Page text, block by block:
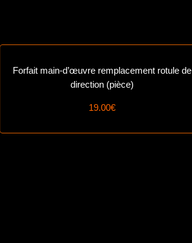
Forfait main-d’œuvre remplacement rotule de
direction (pièce)
19.00€